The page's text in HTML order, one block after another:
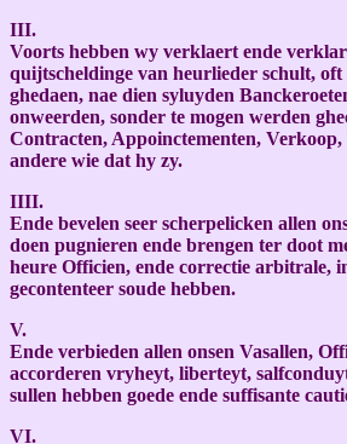
III.
Voorts hebben wy verklaert ende
quijtscheldinge van heurlieder schult, oft
ghedaen, nae dien syluyden
onweerden, sonder te mogen werden
Contracten, Appoinctementen, Verkoop,
andere wie dat hy zy.
IIII.
Ende bevelen seer scherpelicken allen
doen pugnieren ende brengen ter doot
heure Officien, ende correctie arbitrale,
gecontenteer soude hebben.
V.
Ende verbieden allen onsen Vasallen,
accorderen vryheyt, liberteyt,
sullen hebben goede ende suffisante
VI.